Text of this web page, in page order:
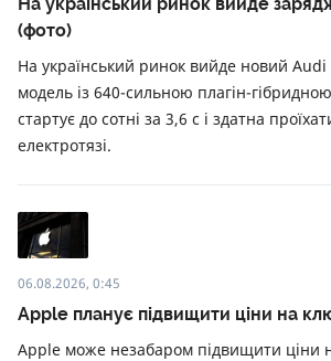
(фото)
На український ринок вийде новий
модель із 640-сильною плагін-
стартує до сотні за 3,6 с і здатна
електротязі.
06.08.2026, 0:45
Apple планує підвищити ціни на
Apple може незабаром підвищити ціни